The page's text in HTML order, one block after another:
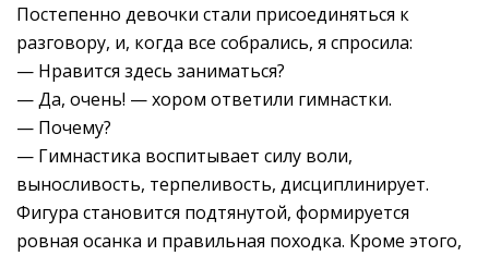
Постепенно девочки стали присоединяться к
разговору, и, когда все собрались, я спросила:
— Нравится здесь заниматься?
— Да, очень! — хором ответили гимнастки.
— Почему?
— Гимнастика воспитывает силу воли,
выносливость, терпеливость, дисциплинирует.
Фигура становится подтянутой, формируется
ровная осанка и правильная походка. Кроме этого,